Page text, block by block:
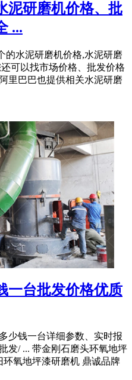
泥研磨机价格、批
...
的水泥研磨机价格,水泥研磨
可以找市场价格、批发价格
里巴巴也提供相关水泥研磨
一台批发价格优质
少钱一台详细参数、实时报
发/ ... 带金刚石磨头环氧地坪
氧地坪漆研磨机 鼎诚品牌